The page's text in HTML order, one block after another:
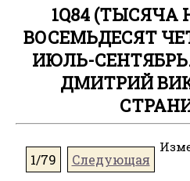
1Q84 (ТЫСЯЧА
ВОСЕМЬДЕСЯТ
ИЮЛЬ-
ДМИТРИЙ
1/79 Следующая